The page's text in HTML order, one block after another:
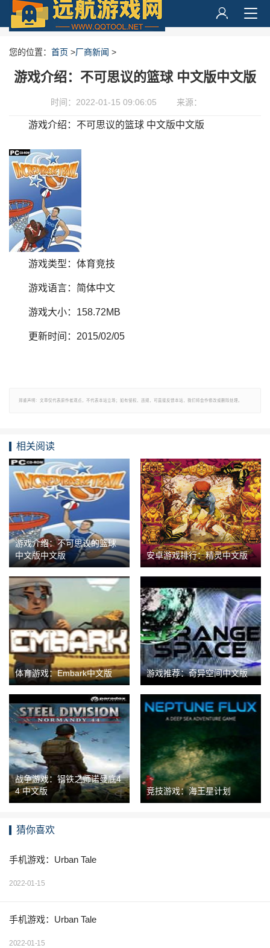
您的位置： 首页 >厂商新闻 >
游戏介绍：不可思议的篮球 中文版中文版
时间：2022-01-15 09:06:05 来源：
游戏介绍：不可思议的篮球 中文版中文版
游戏类型：体育竞技
游戏语言：简体中文
游戏大小：158.72MB
更新时间：2015/02/05
郑重声明：文章仅代表原作者观点，不代表本站立场；如有侵权、违规，可直接反馈本站，我们将会作修改或删除处理。
相关阅读
游戏介绍：不可思议的篮球
中文版中文版
安卓游戏排行：精灵中文版
体育游戏：Embark中文版 游戏推荐：奇异空间中文版
战争游戏：钢铁之师诺曼底4
4 中文版
竞技游戏：海王星计划
猜你喜欢
手机游戏：Urban Tale
2022-01-15
手机游戏：Urban Tale
2022-01-15